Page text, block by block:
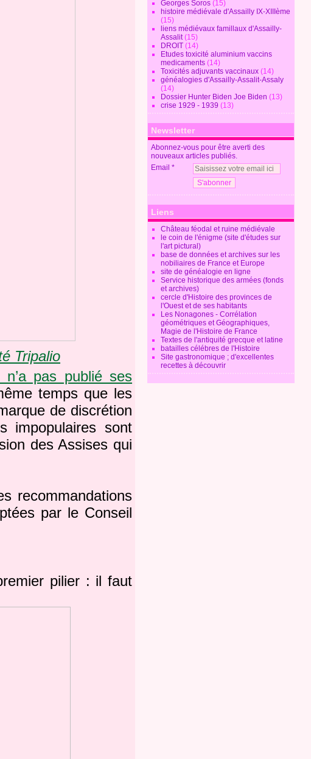
Tripalio
n’a pas publié ses
temps que les
de discrétion
impopulaires sont
des Assises qui
recommandations
par le Conseil
pilier : il faut
Georges Soros (15)
histoire médiévale d'Assailly IX-XIIIème
(15)
liens médiévaux famillaux d'Assailly-
Assalit(15)
DROIT (14)
Etudes toxicité aluminium vaccins
medicaments (14)
Toxicités adjuvants vaccinaux (14)
généalogies d'Assailly-Assalit-Assaly
(14)
Dossier Hunter Biden Joe Biden (13)
crise 1929 - 1939 (13)
Newsletter
Abonnez-vous pour être averti des
nouveaux articles publiés.
Email
Liens
Château féodal et ruine médiévale
le coin de l'énigme (site d'études sur
l'art pictural)
base de données et archives sur les
nobiliaires de France et Europe
site de généalogie en ligne
Service historique des armées (fonds
et archives)
cercle d'Histoire des provinces de
l'Ouest et de ses habitants
Les Nonagones - Corrélation
géométriques et Géographiques,
Magie de l'Histoire de France
Textes de l'antiquité grecque et latine
batailles célébres de l'Histoire
Site gastronomique ; d'excellentes
recettes à découvrir